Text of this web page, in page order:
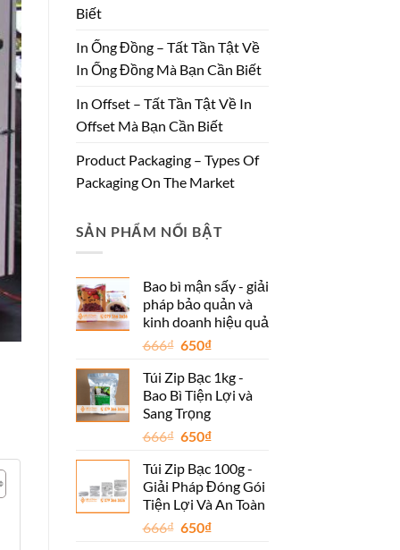
Biết
In Ống Đồng – Tất Tần Tật Về
In Ống Đồng Mà Bạn Cần Biết
In Offset – Tất Tần Tật Về In
Offset Mà Bạn Cần Biết
Product Packaging – Types Of
Packaging On The Market
SẢN PHẨM NỔI BẬT
Bao bì mận sấy - giải
pháp bảo quản và
kinh doanh hiệu quả
666₫ Giá
là:
666₫.
650₫Giá
tại
là:
Túi Zip Bạc 1kg -
Bao Bì Tiện Lợi và
Sang Trọng
666₫ Giá
là:
666₫.
650₫Giá
tại
là:
650₫.
Túi Zip Bạc 100g -
Giải Pháp Đóng Gói
Tiện Lợi Và An Toàn
666₫ Giá
650₫Giá